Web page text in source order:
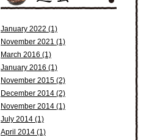
January 2022 (1)
November 2021 (1)
March 2016 (1)
January 2016 (1)
November 2015 (2)
December 2014 (2)
November 2014 (1)
July 2014 (1)
April 2014 (1)